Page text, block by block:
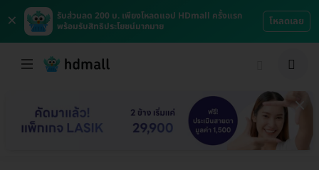
×
รับส่วนลด 200 บ. เพียงโหลดแอป HDmall ครั้งแรก
พร้อมรับสิทธิประโยชน์มากมาย
โหลดเลย